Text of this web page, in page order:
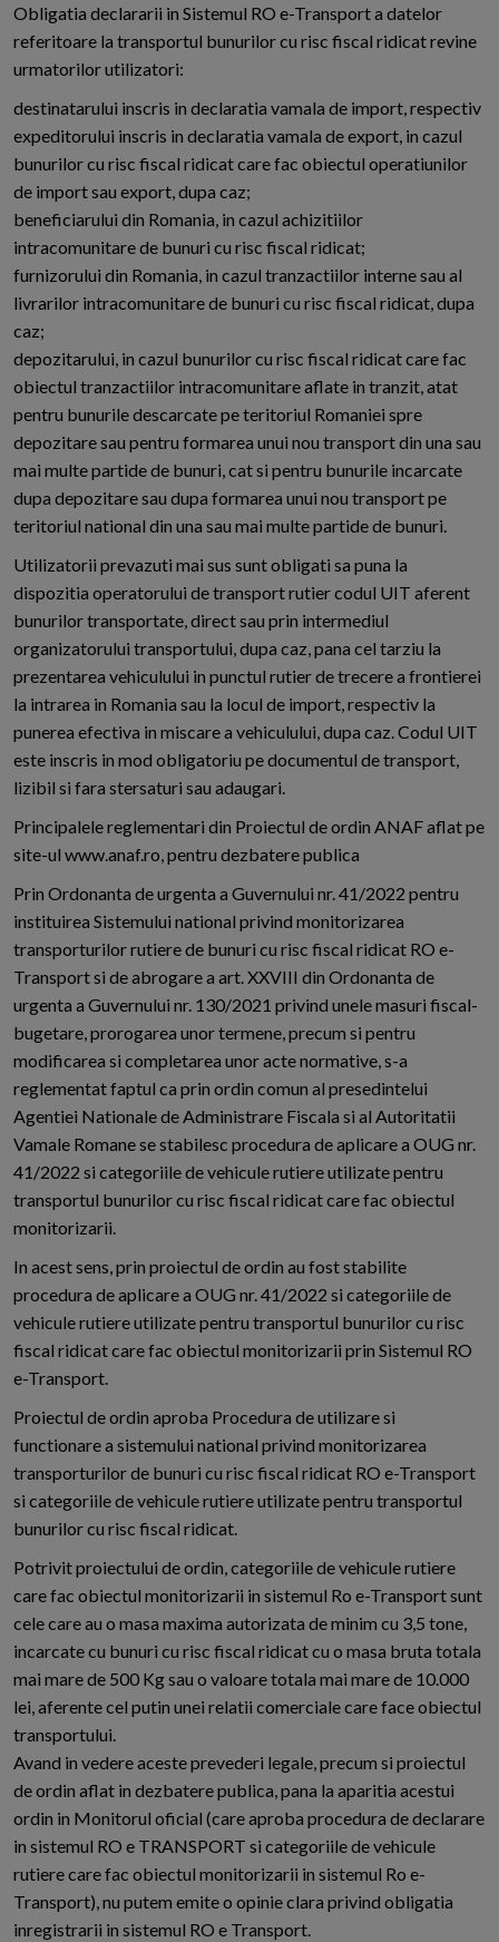
Obligatia declararii in Sistemul RO e-Transport a datelor
referitoare la transportul bunurilor cu risc fiscal ridicat revine
urmatorilor utilizatori:
destinatarului inscris in declaratia vamala de import, respectiv
expeditorului inscris in declaratia vamala de export, in cazul
bunurilor cu risc fiscal ridicat care fac obiectul operatiunilor
de import sau export, dupa caz;
beneficiarului din Romania, in cazul achizitiilor
intracomunitare de bunuri cu risc fiscal ridicat;
furnizorului din Romania, in cazul tranzactiilor interne sau al
livrarilor intracomunitare de bunuri cu risc fiscal ridicat, dupa
caz;
depozitarului, in cazul bunurilor cu risc fiscal ridicat care fac
obiectul tranzactiilor intracomunitare aflate in tranzit, atat
pentru bunurile descarcate pe teritoriul Romaniei spre
depozitare sau pentru formarea unui nou transport din una sau
mai multe partide de bunuri, cat si pentru bunurile incarcate
dupa depozitare sau dupa formarea unui nou transport pe
teritoriul national din una sau mai multe partide de bunuri.
Utilizatorii prevazuti mai sus sunt obligati sa puna la
dispozitia operatorului de transport rutier codul UIT aferent
bunurilor transportate, direct sau prin intermediul
organizatorului transportului, dupa caz, pana cel tarziu la
prezentarea vehiculului in punctul rutier de trecere a frontierei
la intrarea in Romania sau la locul de import, respectiv la
punerea efectiva in miscare a vehiculului, dupa caz. Codul UIT
este inscris in mod obligatoriu pe documentul de transport,
lizibil si fara stersaturi sau adaugari.
Principalele reglementari din Proiectul de ordin ANAF aflat pe
site-ul www.anaf.ro, pentru dezbatere publica
Prin Ordonanta de urgenta a Guvernului nr. 41/2022 pentru
instituirea Sistemului national privind monitorizarea
transporturilor rutiere de bunuri cu risc fiscal ridicat RO e-
Transport si de abrogare a art. XXVIII din Ordonanta de
urgenta a Guvernului nr. 130/2021 privind unele masuri fiscal-
bugetare, prorogarea unor termene, precum si pentru
modificarea si completarea unor acte normative, s-a
reglementat faptul ca prin ordin comun al presedintelui
Agentiei Nationale de Administrare Fiscala si al Autoritatii
Vamale Romane se stabilesc procedura de aplicare a OUG nr.
41/2022 si categoriile de vehicule rutiere utilizate pentru
transportul bunurilor cu risc fiscal ridicat care fac obiectul
monitorizarii.
In acest sens, prin proiectul de ordin au fost stabilite
procedura de aplicare a OUG nr. 41/2022 si categoriile de
vehicule rutiere utilizate pentru transportul bunurilor cu risc
fiscal ridicat care fac obiectul monitorizarii prin Sistemul RO
e-Transport.
Proiectul de ordin aproba Procedura de utilizare si
functionare a sistemului national privind monitorizarea
transporturilor de bunuri cu risc fiscal ridicat RO e-Transport
si categoriile de vehicule rutiere utilizate pentru transportul
bunurilor cu risc fiscal ridicat.
Potrivit proiectului de ordin, categoriile de vehicule rutiere
care fac obiectul monitorizarii in sistemul Ro e-Transport sunt
cele care au o masa maxima autorizata de minim cu 3,5 tone,
incarcate cu bunuri cu risc fiscal ridicat cu o masa bruta totala
mai mare de 500 Kg sau o valoare totala mai mare de 10.000
lei, aferente cel putin unei relatii comerciale care face obiectul
transportului.
Avand in vedere aceste prevederi legale, precum si proiectul
de ordin aflat in dezbatere publica, pana la aparitia acestui
ordin in Monitorul oficial (care aproba procedura de declarare
in sistemul RO e TRANSPORT si categoriile de vehicule
rutiere care fac obiectul monitorizarii in sistemul Ro e-
Transport), nu putem emite o opinie clara privind obligatia
inregistrarii in sistemul RO e Transport.